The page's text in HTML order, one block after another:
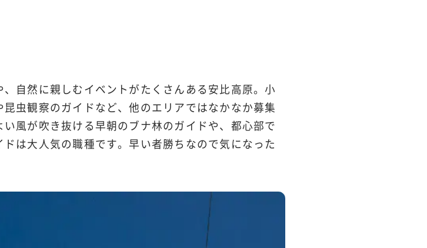
自然に親しむイベントがたくさんある安比高原。小
虫観察のガイドなど、他のエリアではなかなか募集
風が吹き抜ける早朝のブナ林のガイドや、都心部で
は大人気の職種です。早い者勝ちなので気になった